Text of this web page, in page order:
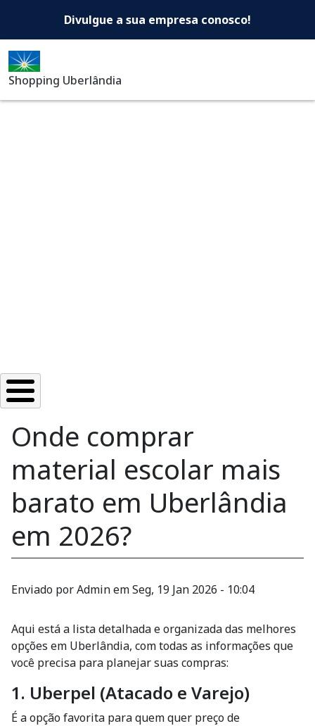
Shopping Uberlândia -
Divulgue a sua empresa conosco!
Shopping Uberlândia
Onde comprar
material escolar mais
barato em Uberlândia
em 2026?
Enviado porAdminemSeg, 19 Jan 2026 - 10:04
Aqui está a lista detalhada e organizada das melhores
opções em Uberlândia, com todas as informações que
você precisa para planejar suas compras:
1. Uberpel (Atacado e Varejo)
É a opção favorita para quem quer preço de